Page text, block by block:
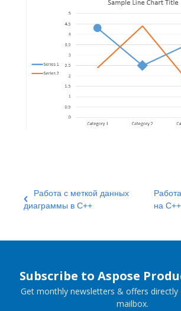
Работа с меткой данных
диаграммы в C++
на C++
Subscribe to Aspose
Get monthly newsletters & offers directly
mailbox.